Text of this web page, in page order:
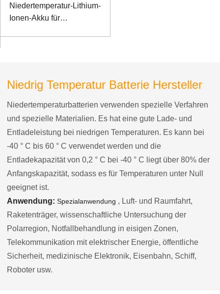
Niedertemperatur-Lithium-
Ionen-Akku für
Niedrig Temperatur Batterie Hersteller
Niedertemperaturbatterien verwenden spezielle Verfahren
und spezielle Materialien. Es hat eine gute Lade- und
Entladeleistung bei niedrigen Temperaturen. Es kann bei
-40 ° C bis 60 ° C verwendet werden und die
Entladekapazität von 0,2 ° C bei -40 ° C liegt über 80% der
Anfangskapazität, sodass es für Temperaturen unter Null
geeignet ist.
Anwendung: Spezialanwendung , Luft- und Raumfahrt,
Raketenträger, wissenschaftliche Untersuchung der
Polarregion, Notfallbehandlung in eisigen Zonen,
Telekommunikation mit elektrischer Energie, öffentliche
Sicherheit, medizinische Elektronik, Eisenbahn, Schiff,
Roboter usw.